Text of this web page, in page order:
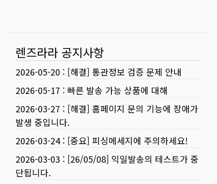
렌즈라라 공지사항
2026-05-20 : [해결] 통관정보 검증 문제 안내
2026-05-17 : 빠른 발송 가능 상품에 대해
2026-03-27 : [해결] 홈페이지 문의 기능에 장애가
발생 중입니다.
2026-03-24: [중요] 피싱메세지에 주의하세요!
2026-03-03 : [26/05/08] 익일발송의 테스트가 중
단됩니다.